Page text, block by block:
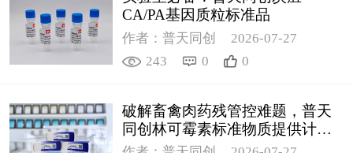
CA/PA基因质粒标准品
作者：普天同创
2026-07-27
243
0 0
破解畜禽肉药残管控难题，普天
同创林可霉素标准物质提供计量
支撑